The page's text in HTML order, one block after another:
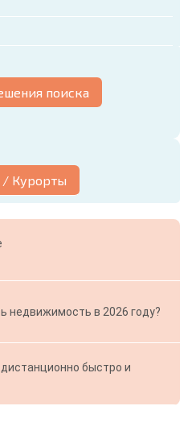
поиска
/ Курорты
недвижимость в 2026 году?
быстро и